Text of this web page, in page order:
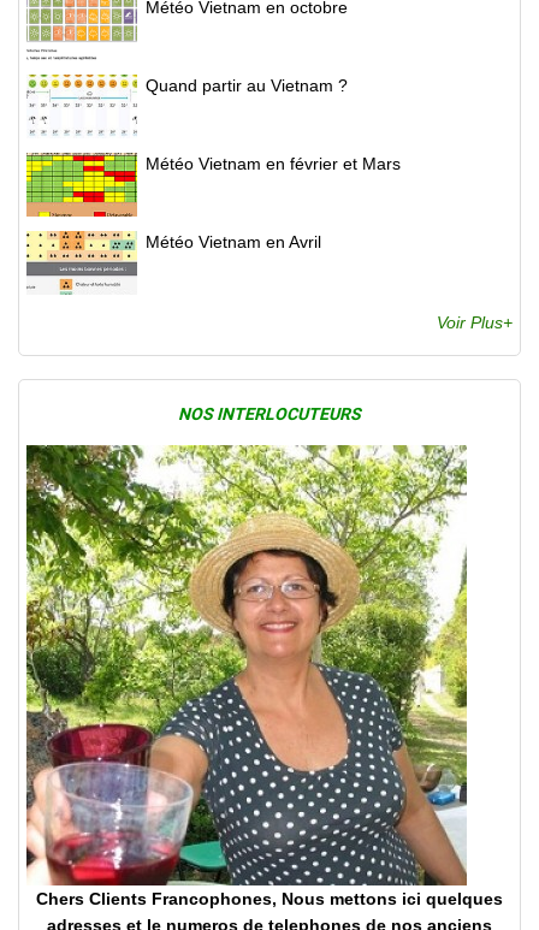
Météo Vietnam en octobre
Quand partir au Vietnam ?
Météo Vietnam en février et Mars
Météo Vietnam en Avril
Voir Plus+
NOS INTERLOCUTEURS
Chers Clients Francophones, Nous mettons ici quelques
adresses et le numeros de telephones de nos anciens